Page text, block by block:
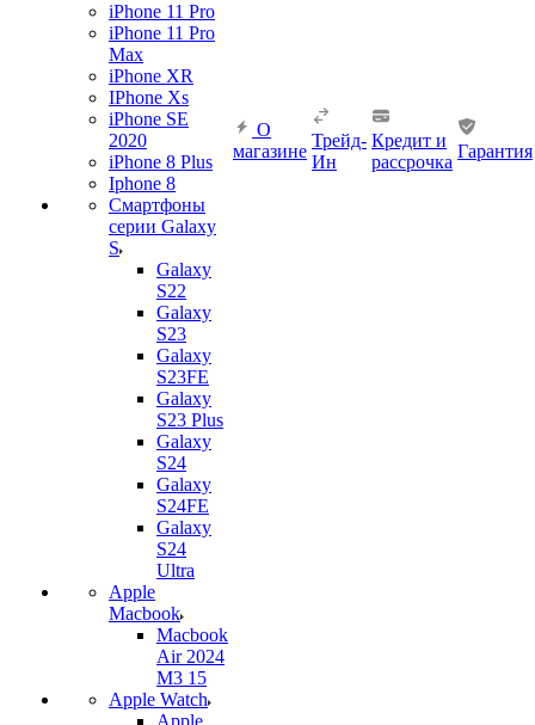
iPhone 11 Pro
iPhone 11 Pro
Max
iPhone XR
IPhone Xs
iPhone SE
2020
iPhone 8 Plus
Iphone 8
Смартфоны
серии Galaxy
S
Galaxy
S22
Galaxy
S23
Galaxy
S23FE
Galaxy
S23 Plus
Galaxy
S24
Galaxy
S24FE
Galaxy
S24
Ultra
Apple
Macbook
Macbook
Air 2024
M3 15
Apple Watch
Apple
О
магазине
Трейд-
Ин
Кредит и
рассрочка
Гарантия